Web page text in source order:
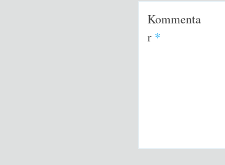
Kommenta
r *